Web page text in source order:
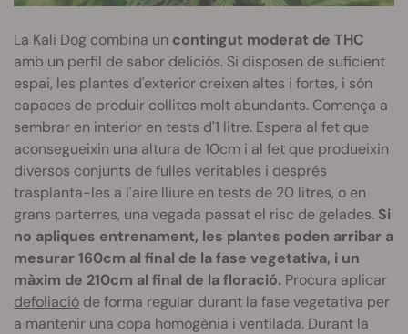
La Kali Dog combina un contingut moderat de THC
amb un perfil de sabor deliciós. Si disposen de suficient
espai, les plantes d'exterior creixen altes i fortes, i són
capaces de produir collites molt abundants. Comença a
sembrar en interior en tests d'1 litre. Espera al fet que
aconsegueixin una altura de 10cm i al fet que produeixin
diversos conjunts de fulles veritables i després
trasplanta-les a l'aire lliure en tests de 20 litres, o en
grans parterres, una vegada passat el risc de gelades. Si
no apliques entrenament, les plantes poden arribar a
mesurar 160cm al final de la fase vegetativa, i un
màxim de 210cm al final de la floració. Procura aplicar
defoliació de forma regular durant la fase vegetativa per
a mantenir una copa homogènia i ventilada. Durant la